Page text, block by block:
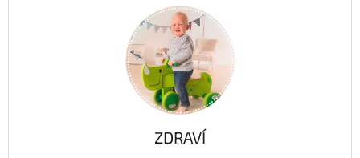
ZDRAVÍ